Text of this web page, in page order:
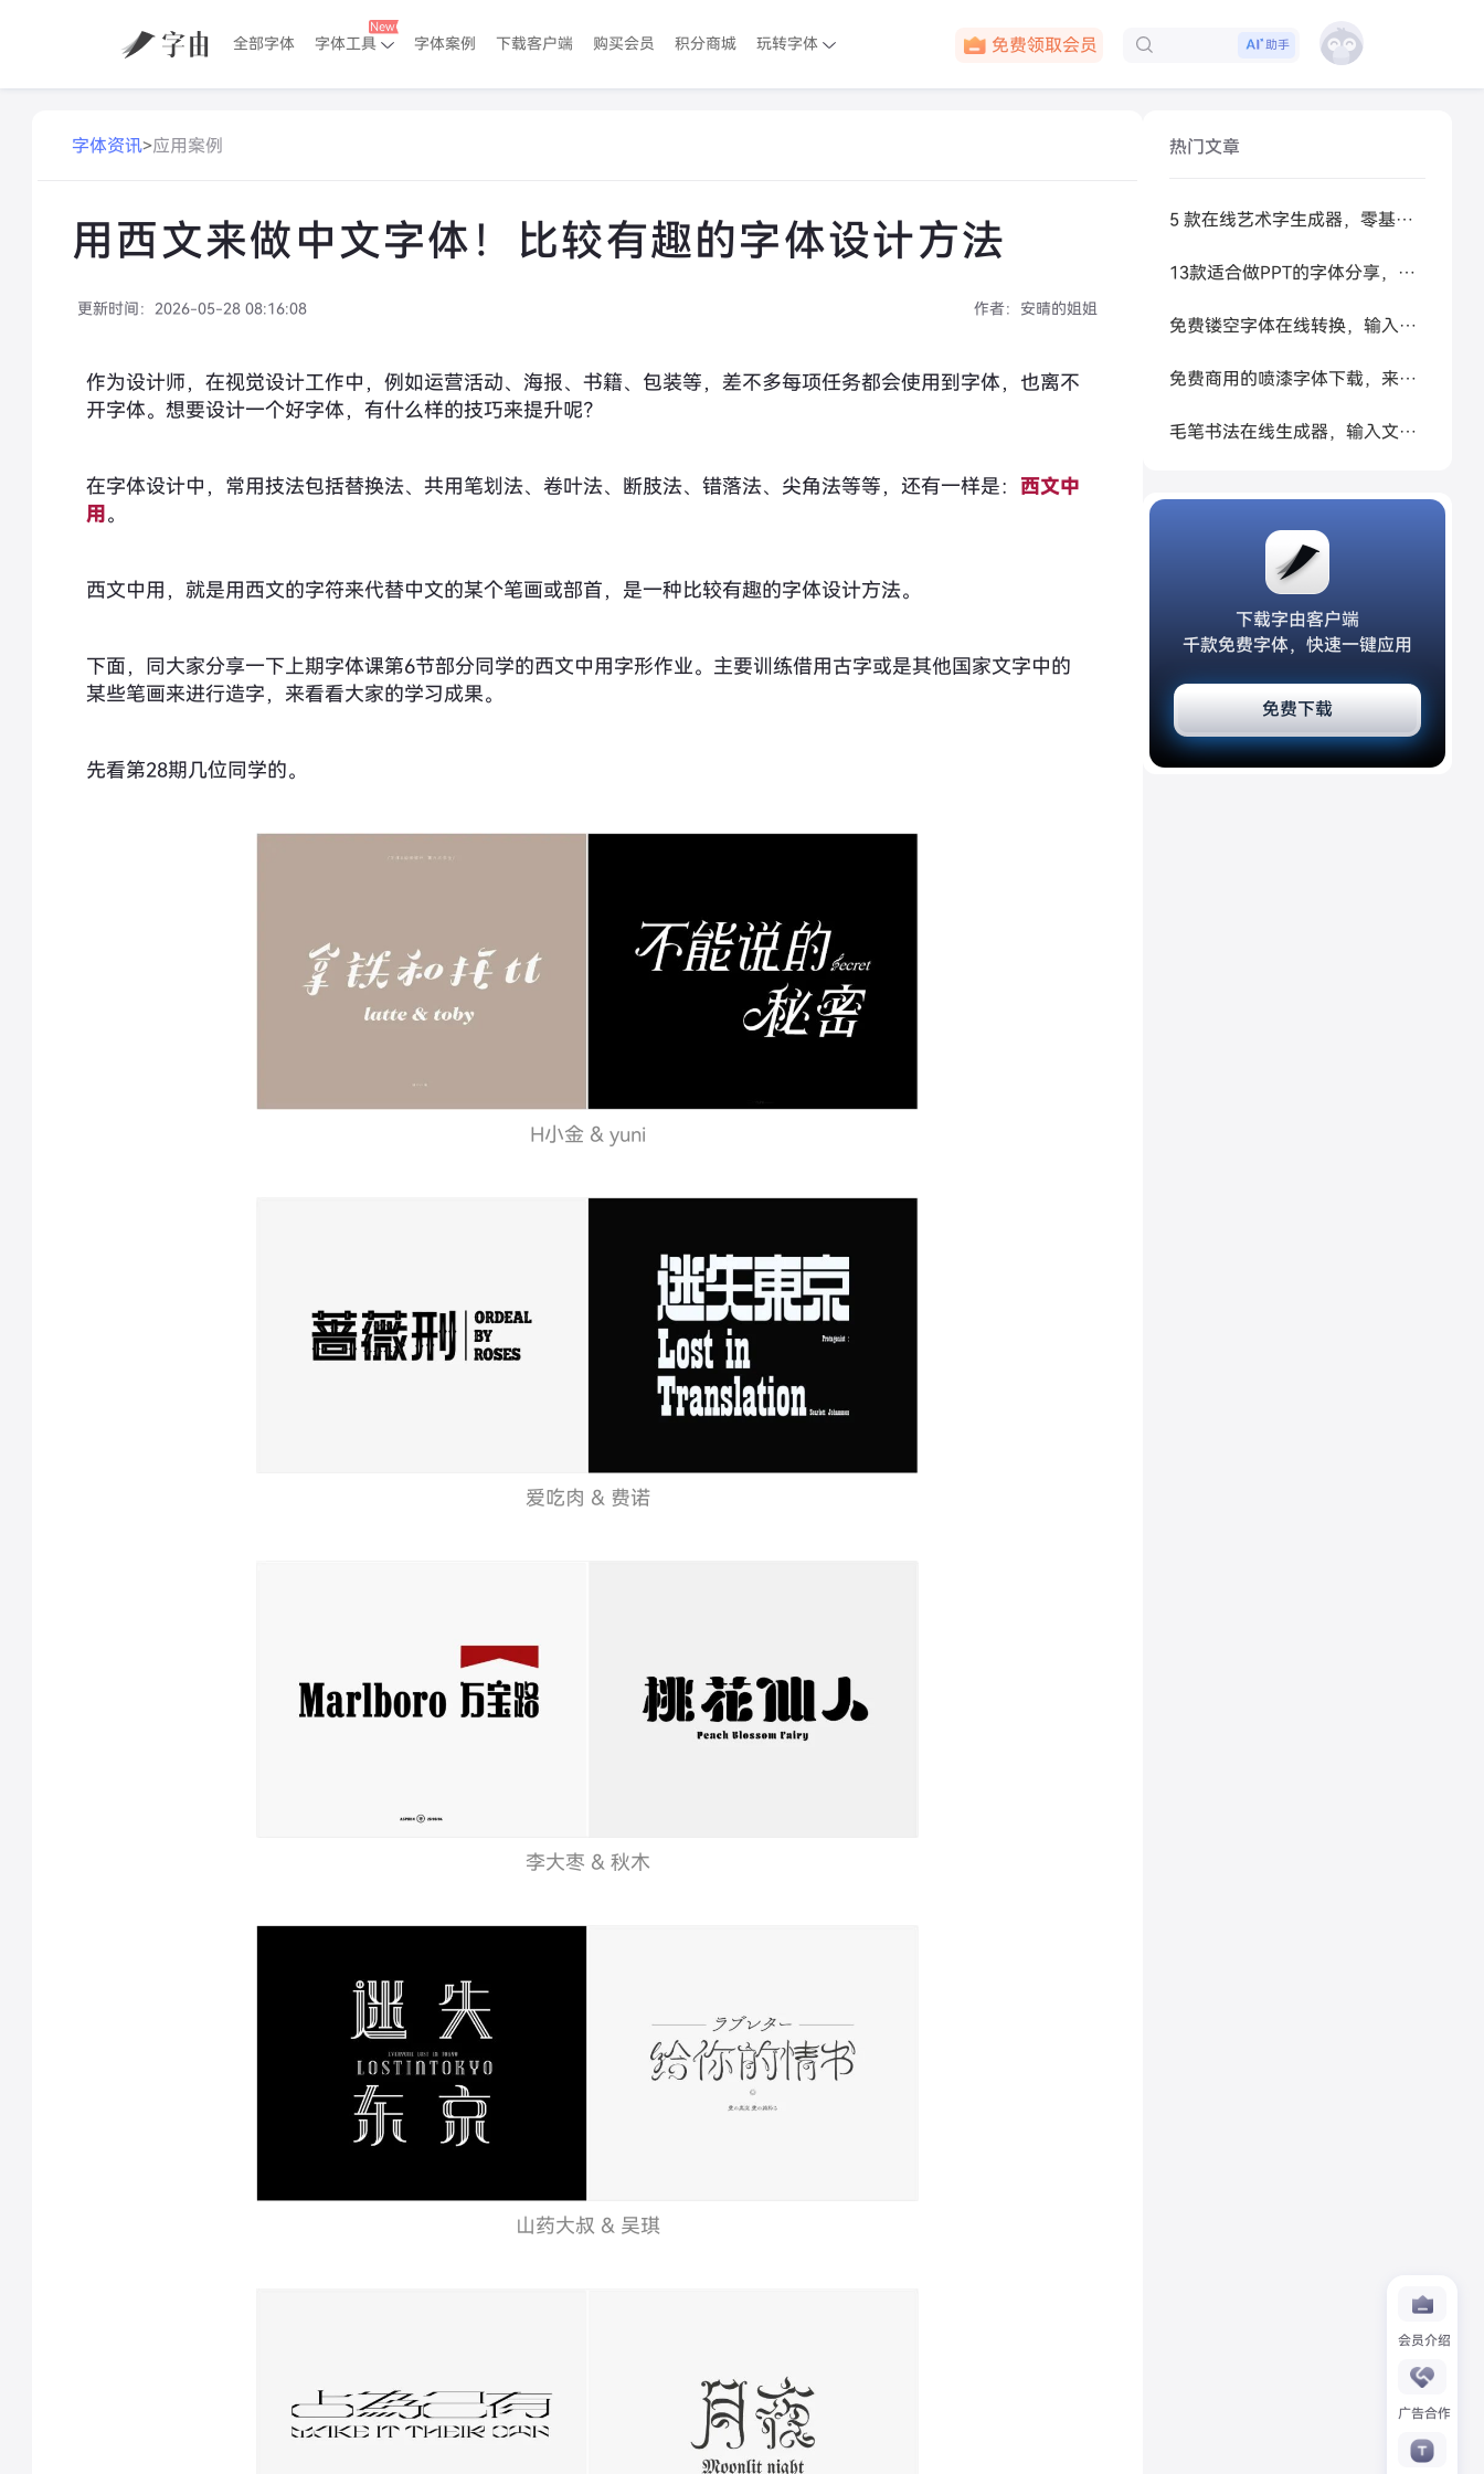
全部字体 字体工具 字体案例 下载客户端 购买会员 积分商城 玩转字体
免费领取会员
助手
会员介绍
广告合作
字体资讯>应用案例
用西文来做中文字体！比较有趣的字体设计方法
更新时间： 2026-05-28 08:16:08 作者： 安晴的姐姐
作为设计师，在视觉设计工作中，例如运营活动、海报、书籍、包装等，差不多每项任务都会使用到字体，也离不
开字体。想要设计一个好字体，有什么样的技巧来提升呢？
在字体设计中，常用技法包括替换法、共用笔划法、卷叶法、断肢法、错落法、尖角法等等，还有一样是： 西文中
用 。
西文中用，就是用西文的字符来代替中文的某个笔画或部首，是一种比较有趣的字体设计方法。
下面，同大家分享一下上期字体课第6节部分同学的西文中用字形作业。主要训练借用古字或是其他国家文字中的
某些笔画来进行造字，来看看大家的学习成果。
先看第28期几位同学的。
H小金 & yuni
爱吃肉 & 费诺
李大枣 & 秋木
山药大叔 & 吴琪
热门文章
5 款在线艺术字生成器，零基础做高级感标题
13款适合做PPT的字体分享，让你的PPT更好看
免费镂空字体在线转换，输入文字秒生成可复制空心艺术字
免费商用的喷漆字体下载，来试试让 AI 帮你生成
毛笔书法在线生成器，输入文字秒变书法大家
下载字由客户端
千款免费字体，快速一键应用
免费下载